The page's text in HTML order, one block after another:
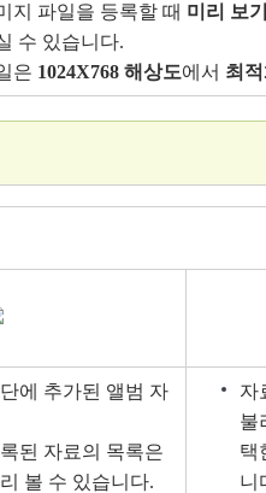
지 파일을 등록할 때 미리 보
수 있습니다.
은 1024X768 해상도에서 최
에 추가된 앨범 자
된 자료의 목록은
볼 수 있습니다.
자
불
택
니